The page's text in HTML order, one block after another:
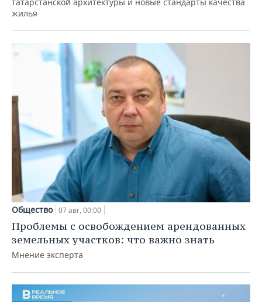
жилья
Общество 07 авг, 00:00
Проблемы с освобождением арендованных
земельных участков: что важно знать
Мнение эксперта